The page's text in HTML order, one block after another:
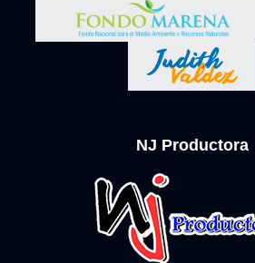
NJ Productora